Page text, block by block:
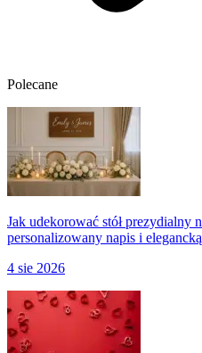
Polecane
Jak udekorować stół prezydialny
personalizowany napis i
4 sie 2026